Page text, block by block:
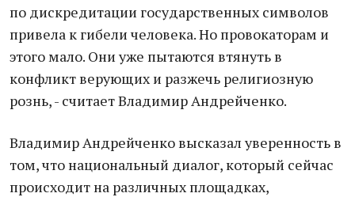
по дискредитации государственных символов
привела к гибели человека. Но провокаторам и
этого мало. Они уже пытаются втянуть в
конфликт верующих и разжечь религиозную
рознь, - считает Владимир Андрейченко.
Владимир Андрейченко высказал уверенность в
том, что национальный диалог, который сейчас
происходит на различных площадках,